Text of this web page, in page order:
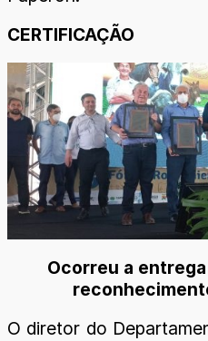
CERTIFICAÇÃO
Ocorreu a
O diretor do